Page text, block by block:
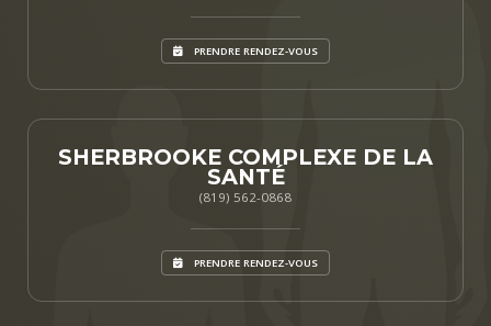
PRENDRE RENDEZ-VOUS
SHERBROOKE COMPLEXE DE LA
SANTÉ
(819) 562-0868
PRENDRE RENDEZ-VOUS